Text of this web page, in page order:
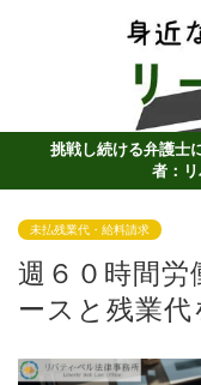
挑戦し続ける弁護士
者：リ
未払残業代・給料請求
週６０時間労
ースと残業